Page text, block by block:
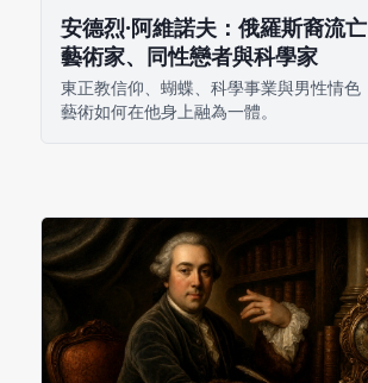
安德烈·阿維諾夫：俄羅斯裔流亡
藝術家、同性戀者與科學家
東正教信仰、蝴蝶、科學事業與男性情色
藝術如何在他身上融為一體。